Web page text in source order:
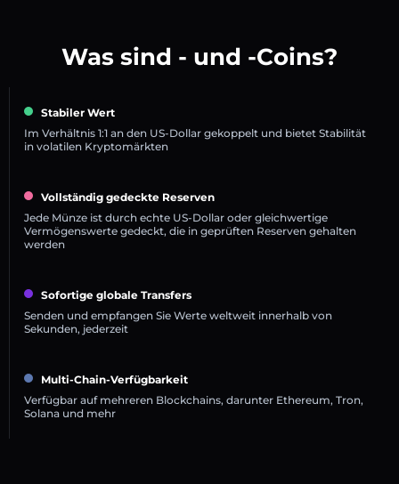
Was sind - und -Coins?
Stabiler Wert
Im Verhältnis 1:1 an den US-Dollar gekoppelt und bietet Stabilität
in volatilen Kryptomärkten
Vollständig gedeckte Reserven
Jede Münze ist durch echte US-Dollar oder gleichwertige
Vermögenswerte gedeckt, die in geprüften Reserven gehalten
werden
Sofortige globale Transfers
Senden und empfangen Sie Werte weltweit innerhalb von
Sekunden, jederzeit
Multi-Chain-Verfügbarkeit
Verfügbar auf mehreren Blockchains, darunter Ethereum, Tron,
Solana und mehr